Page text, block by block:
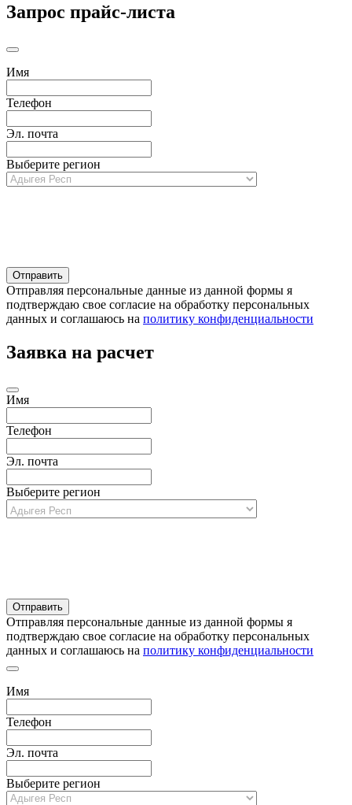
Запрос прайс-листа
Имя
Телефон
Эл. почта
Выберите регион
Отправляя персональные данные из данной формы я
подтверждаю свое согласие на обработку персональных
данных и соглашаюсь на политику конфиденциальности
Заявка на расчет
Имя
Телефон
Эл. почта
Выберите регион
Отправляя персональные данные из данной формы я
подтверждаю свое согласие на обработку персональных
данных и соглашаюсь на политику конфиденциальности
Имя
Телефон
Эл. почта
Выберите регион